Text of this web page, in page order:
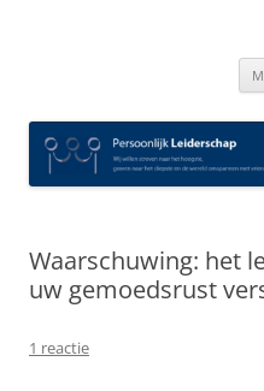
Waarschuwing: het
uw gemoedsrust
1 reactie